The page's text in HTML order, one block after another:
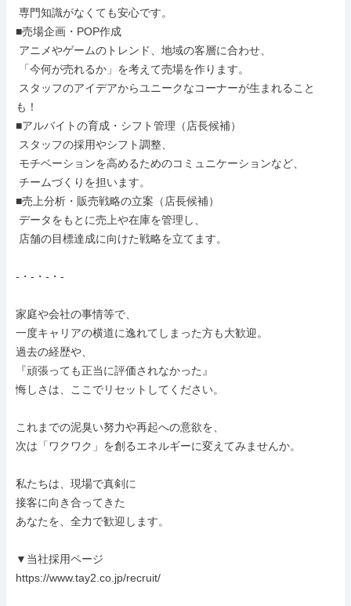
■売場企画・POP作成
も！
■アルバイトの育成・シフト管理（店長候補）
■売上分析・販売戦略の立案（店長候補）
-・-・-・-
家庭や会社の事情等で、
一度キャリアの横道に逸れてしまった方も大歓迎。
過去の経歴や、
『頑張っても正当に評価されなかった』
悔しさは、ここでリセットしてください。
これまでの泥臭い努力や再起への意欲を、
次は「ワクワク」を創るエネルギーに変えてみませんか。
私たちは、現場で真剣に
接客に向き合ってきた
あなたを、全力で歓迎します。
▼当社採用ページ
https://www.tay2.co.jp/recruit/